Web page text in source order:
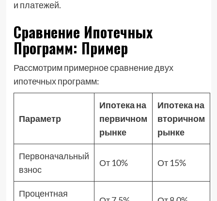
и платежей.
Сравнение Ипотечных
Программ: Пример
Рассмотрим примерное сравнение двух
ипотечных программ:
Параметр
Ипотека на
первичном
рынке
Ипотека на
вторичном
рынке
Первоначальный
взнос
От 10% От 15%
Процентная